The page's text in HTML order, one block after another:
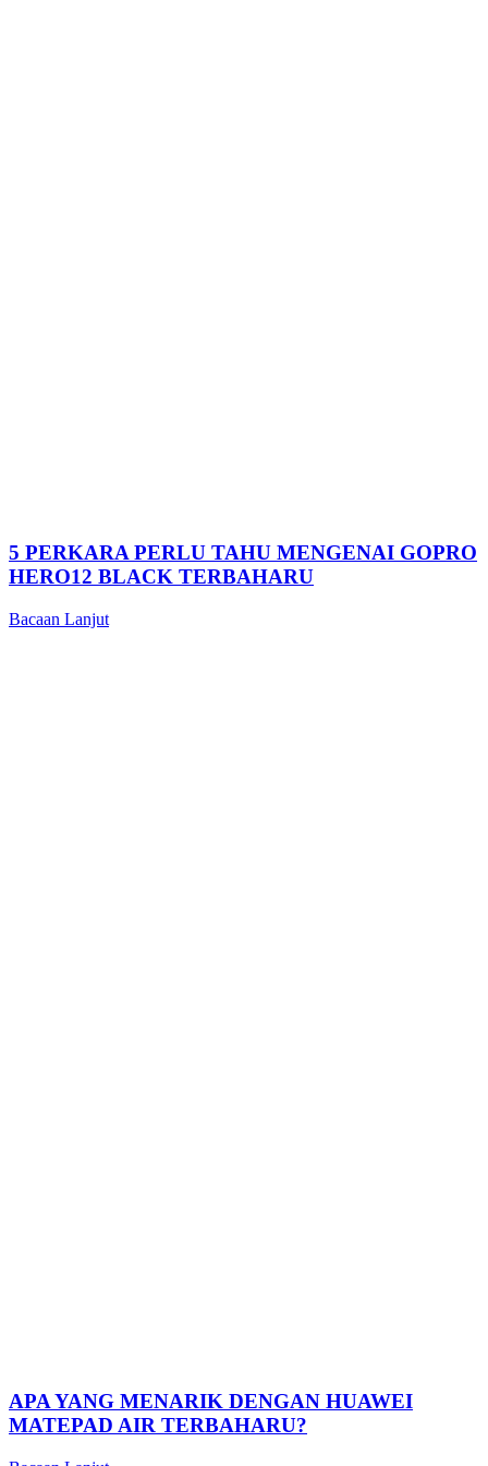
5 PERKARA PERLU TAHU MENGENAI GOPRO
HERO12 BLACK TERBAHARU
Bacaan Lanjut
APA YANG MENARIK DENGAN HUAWEI
MATEPAD AIR TERBAHARU?